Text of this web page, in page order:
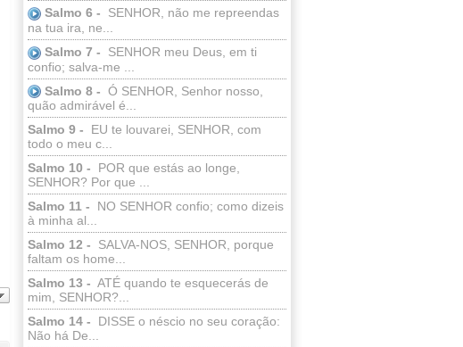
Salmo 6 -
SENHOR, não me repreendas
na tua ira, ne...
Salmo 7 -
SENHOR meu Deus, em ti
confio; salva-me ...
Salmo 8 - Ó SENHOR, Senhor nosso,
quão admirável é...
Salmo 9 -
EU te louvarei, SENHOR, com
todo o meu c...
Salmo 10 -
POR que estás ao longe,
SENHOR? Por que ...
Salmo 11 -
NO SENHOR confio; como dizeis
à minha al...
Salmo 12 -
SALVA-NOS, SENHOR, porque
faltam os home...
Salmo 13 - ATÉ quando te esquecerás de
mim, SENHOR?...
Salmo 14 -
DISSE o néscio no seu coração:
Não há De...